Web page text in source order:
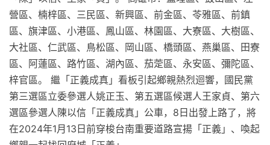
營區、楠梓區、三民區、新興區、前金區、苓雅區、前鎮
區、旗津區、小港區、鳳山區、林園區、大寮區、大樹區、
大社區、仁武區、鳥松區、岡山區、橋頭區、燕巢區、田寮
區、阿蓮區、路竹區、湖內區、茄萣區、永安區、彌陀區、
梓官區。 繼「正義成真」看板引起鄉親熱烈迴響，國民黨
第三選區立委參選人姚正玉、第五選區候選人王家貞、第六
選區參選人陳以信「正義成真」公車，8日出發上路了，將
在2024年1月13日前穿梭台南重要道路宣揚「正義」、喚起